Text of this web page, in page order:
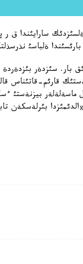
سارايئندا ق
ةلباسئ
بار. سئزدةر بئزدةردة
قارئم-قاتئناس
ماسةلةلةر بيزنةستئ
بئرلةسكةن